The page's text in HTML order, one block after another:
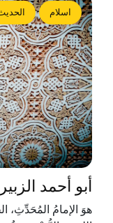
اسلام
أبو أحمد
هوَ الإمامُ المُحَدِّثِ،